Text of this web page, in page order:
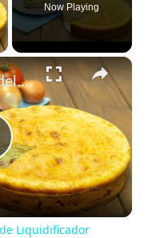
Now Playing
×
Torta de Mortadela e Queijo de Liquidificador
Liquidificador